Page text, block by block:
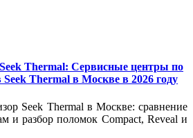
Thermal: Сервисные центры по
Seek Thermal в Москве в 2026 году
Seek Thermal в Москве: сравнение
и разбор поломок Compact, Reveal и